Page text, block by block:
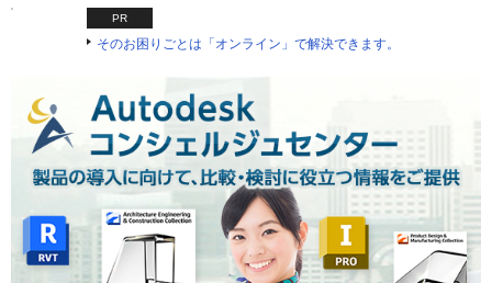
PR
そのお困りごとは「オンライン」で解決できます。